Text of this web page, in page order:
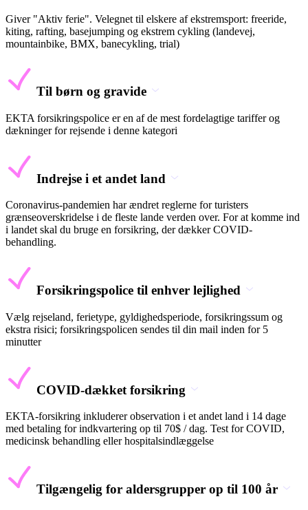
Giver "Aktiv ferie". Velegnet til elskere af ekstremsport: freeride,
kiting, rafting, basejumping og ekstrem cykling (landevej,
mountainbike, BMX, banecykling, trial)
Til børn og gravide
EKTA forsikringspolice er en af de mest fordelagtige tariffer og
dækninger for rejsende i denne kategori
Indrejse i et andet land
Coronavirus-pandemien har ændret reglerne for turisters
grænseoverskridelse i de fleste lande verden over. For at komme ind
i landet skal du bruge en forsikring, der dækker COVID-
behandling.
Forsikringspolice til enhver lejlighed
Vælg rejseland, ferietype, gyldighedsperiode, forsikringssum og
ekstra risici; forsikringspolicen sendes til din mail inden for 5
minutter
COVID-dækket forsikring
EKTA-forsikring inkluderer observation i et andet land i 14 dage
med betaling for indkvartering op til 70$ / dag. Test for COVID,
medicinsk behandling eller hospitalsindlæggelse
Tilgængelig for aldersgrupper op til 100 år